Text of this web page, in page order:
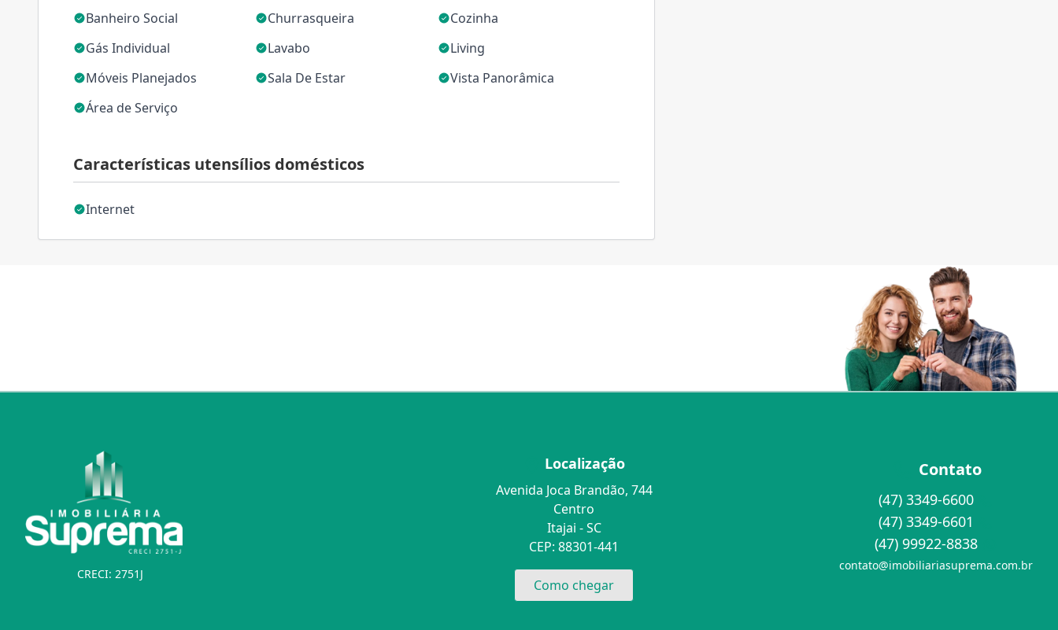
Banheiro Social
Churrasqueira
Cozinha
Gás Individual
Lavabo
Living
Móveis Planejados
Sala De Estar
Vista Panorâmica
Área de Serviço
Características utensílios domésticos
Internet
CRECI: 2751J
Localização
Avenida Joca Brandão, 744
Centro
Itajai - SC
CEP: 88301-441
Como chegar
Contato
(47) 3349-6600
(47) 3349-6601
(47) 99922-8838
contato@imobiliariasuprema.com.br